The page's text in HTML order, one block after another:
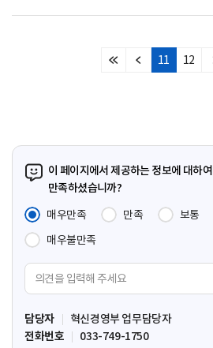
처
이
11 12
이 페이지에서 제공하는 정보에 대하
만족하셨습니까?
매우만족
만족 보통
매우불만족
견
입
력
담당자
혁신경영부 업무담당자
전화번호
033-749-1750